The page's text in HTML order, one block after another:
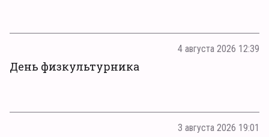
4 августа 2026 12:39
День физкультурника
3 августа 2026 19:01